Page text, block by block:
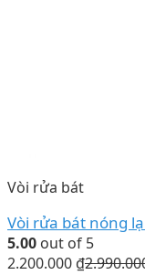
Vòi rửa bát
Vòi rửa bát nóng
5.00 out of 5
2.200.000 ₫